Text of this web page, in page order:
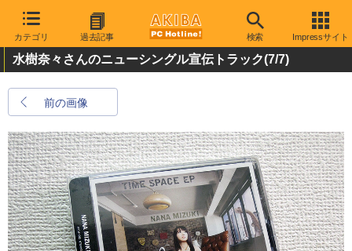
カテゴリ 過去記事 検索 Impressサイト
水樹奈々さんのニューシングル宣伝トラック(7/7)
前の画像